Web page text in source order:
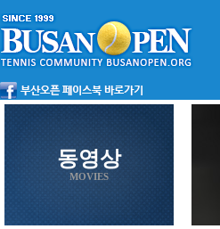
동영상
MOVIES